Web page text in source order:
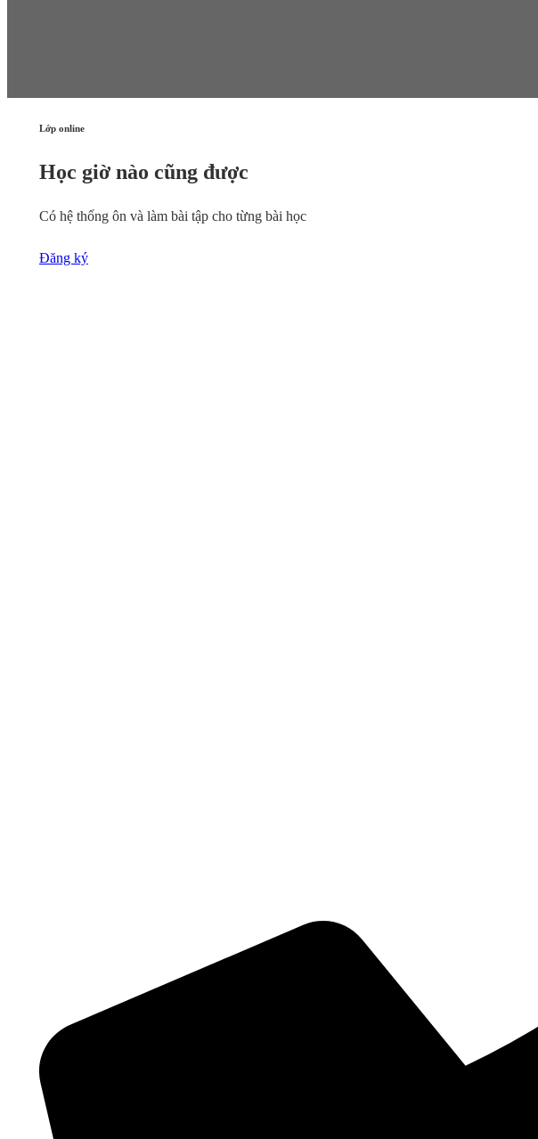
Lớp online
Học giờ nào cũng được
Có hệ thống ôn và làm bài tập cho từng bài học
Đăng ký